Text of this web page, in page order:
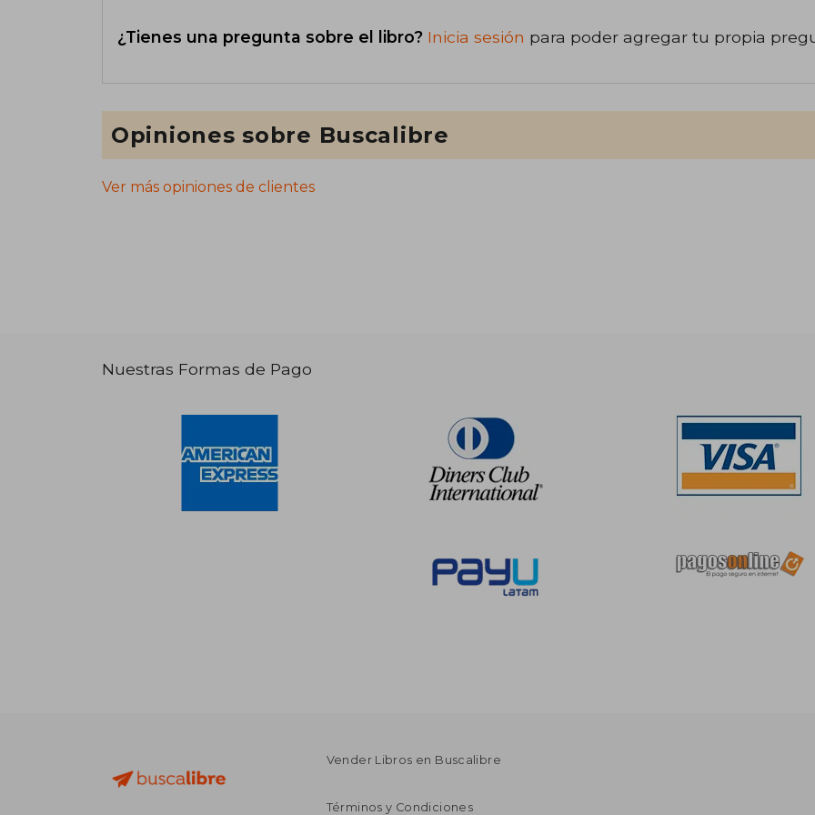
¿Tienes una pregunta sobre el libro? Inicia sesión para poder agregar tu propia
Opiniones sobre Buscalibre
Ver más opiniones de clientes
Nuestras Formas de Pago
Vender Libros en Buscalibre
Términos y Condiciones